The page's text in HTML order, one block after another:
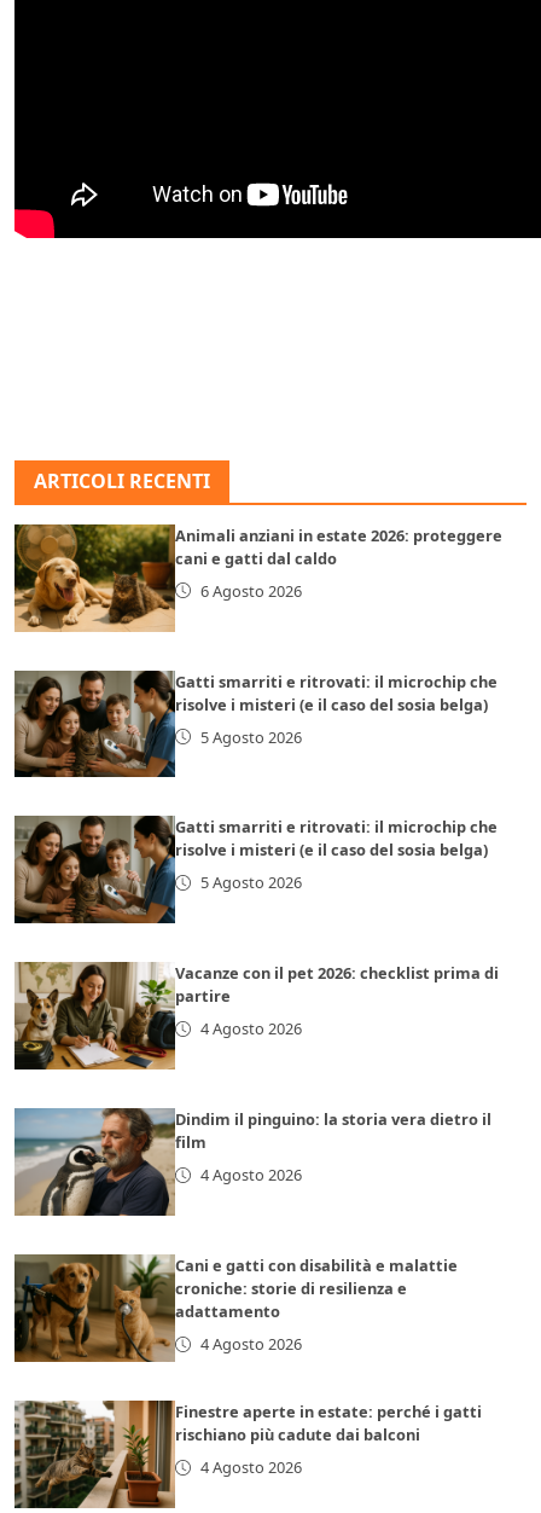
ARTICOLI RECENTI
Animali anziani in estate 2026: proteggere
cani e gatti dal caldo
6 Agosto 2026
Gatti smarriti e ritrovati: il microchip che
risolve i misteri (e il caso del sosia belga)
5 Agosto 2026
Gatti smarriti e ritrovati: il microchip che
risolve i misteri (e il caso del sosia belga)
5 Agosto 2026
Vacanze con il pet 2026: checklist prima di
partire
4 Agosto 2026
Dindim il pinguino: la storia vera dietro il
film
4 Agosto 2026
Cani e gatti con disabilità e malattie
croniche: storie di resilienza e
adattamento
4 Agosto 2026
Finestre aperte in estate: perché i gatti
rischiano più cadute dai balconi
4 Agosto 2026